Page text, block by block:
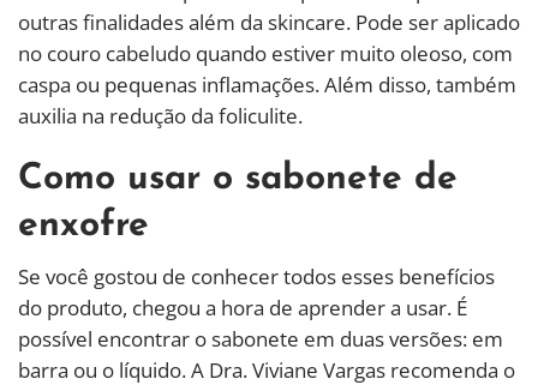
outras finalidades além da skincare. Pode ser aplicado
no couro cabeludo quando estiver muito oleoso, com
caspa ou pequenas inflamações. Além disso, também
auxilia na redução da foliculite.
Como usar o sabonete de
enxofre
Se você gostou de conhecer todos esses benefícios
do produto, chegou a hora de aprender a usar. É
possível encontrar o sabonete em duas versões: em
barra ou o líquido. A Dra. Viviane Vargas recomenda o